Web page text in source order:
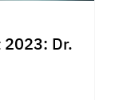
Dr.